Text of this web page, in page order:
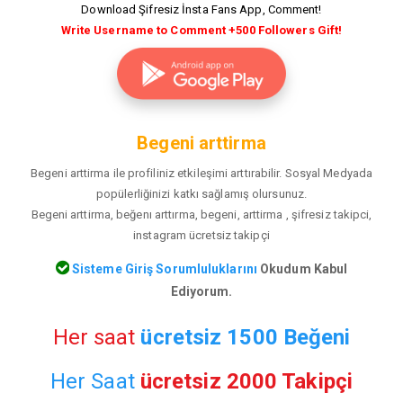
Download Şifresiz İnsta Fans App, Comment!
Write Username to Comment +500 Followers Gift!
Begeni arttirma
Begeni arttirma ile profiliniz etkileşimi arttırabilir. Sosyal Medyada
popülerliğinizi katkı sağlamış olursunuz.
Begeni arttirma, beğenı arttırma, begeni, arttirma , şifresiz takipci,
instagram ücretsiz takipçi
Sisteme Giriş Sorumluluklarını Okudum Kabul
Ediyorum.
Her saat ücretsiz 1500 Beğeni
Her Saat ücretsiz 2000 Takipçi